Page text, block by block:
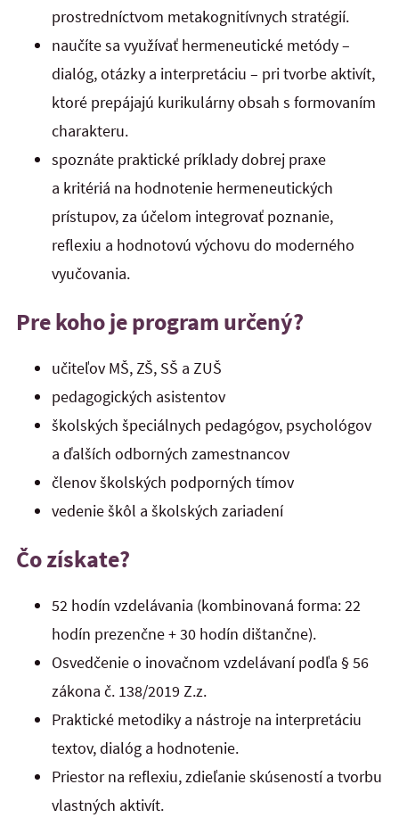
prostredníctvom metakognitívnych stratégií.
naučíte sa využívať hermeneutické metódy –
dialóg, otázky a interpretáciu – pri tvorbe aktivít,
ktoré prepájajú kurikulárny obsah s formovaním
charakteru.
spoznáte praktické príklady dobrej praxe
a kritériá na hodnotenie hermeneutických
prístupov, za účelom integrovať poznanie,
reflexiu a hodnotovú výchovu do moderného
vyučovania.
Pre koho je program určený?
učiteľov MŠ, ZŠ, SŠ a ZUŠ
pedagogických asistentov
školských špeciálnych pedagógov, psychológov
a ďalších odborných zamestnancov
členov školských podporných tímov
vedenie škôl a školských zariadení
Čo získate?
52 hodín vzdelávania (kombinovaná forma: 22
hodín prezenčne + 30 hodín dištančne).
Osvedčenie o inovačnom vzdelávaní podľa § 56
zákona č. 138/2019 Z.z.
Praktické metodiky a nástroje na interpretáciu
textov, dialóg a hodnotenie.
Priestor na reflexiu, zdieľanie skúseností a tvorbu
vlastných aktivít.